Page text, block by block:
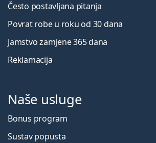
Često postavljana pitanja
Povrat robe u roku od 30 dana
Jamstvo zamjene 365 dana
Reklamacija
Naše usluge
Bonus program
Sustav popusta